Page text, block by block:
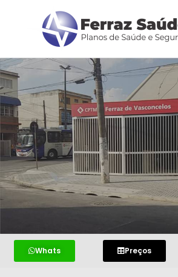
Whats Preços